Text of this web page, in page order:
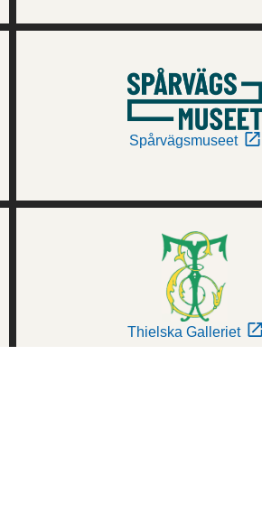
Spårvägsmuseet
Thielska Galleriet